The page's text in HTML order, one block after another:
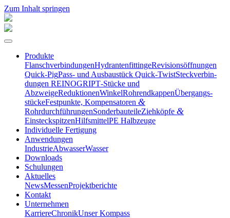
Zum Inhalt springen
Produkte
Flansch­ver­bin­dungenHydran­ten­fit­tingeRevisi­ons­öff­nungen
Quick-PigPass- und Ausbau­stück Quick-TwistSteck­ver­bin­
dungen REINOGRIPT‑Stücke und
AbzweigeReduktionenWinkelRohrend­kappenÜbergangs­
stückeFestpunkte, Kompen­sa­toren &
RohrdurchführungenSonder­bau­teileZiehköpfe &
EinsteckspitzenHilfs­mittelPE Halbzeuge
Indivi­duelle Fertigung
Anwen­dungen
IndustrieAbwasserWasser
Downloads
Schulungen
Aktuelles
NewsMessenProjekt­be­richte
Kontakt
Unter­nehmen
KarriereChronikUnser Kompass